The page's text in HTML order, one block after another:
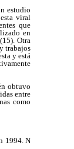
estudio
viral
que
en
Otra
trabajos
y está
obtuvo
entre
como
1994. N